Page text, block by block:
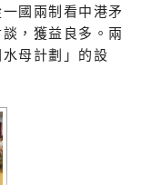
國兩制看中港矛
，獲益良多。兩
母計劃」的設